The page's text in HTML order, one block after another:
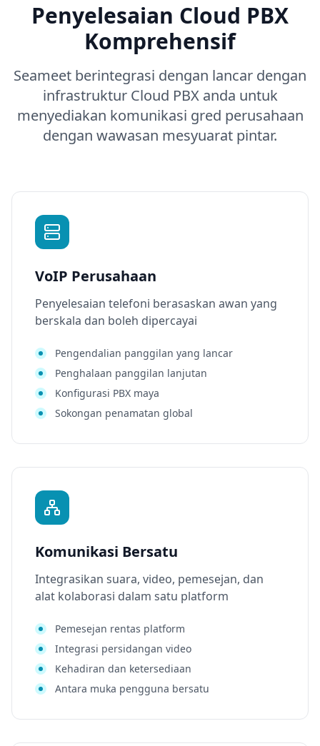
Penyelesaian Cloud PBX
Komprehensif
Seameet berintegrasi dengan lancar dengan
infrastruktur Cloud PBX anda untuk
menyediakan komunikasi gred perusahaan
dengan wawasan mesyuarat pintar.
VoIP Perusahaan
Penyelesaian telefoni berasaskan awan yang
berskala dan boleh dipercayai
Pengendalian panggilan yang lancar
Penghalaan panggilan lanjutan
Konfigurasi PBX maya
Sokongan penamatan global
Komunikasi Bersatu
Integrasikan suara, video, pemesejan, dan
alat kolaborasi dalam satu platform
Pemesejan rentas platform
Integrasi persidangan video
Kehadiran dan ketersediaan
Antara muka pengguna bersatu